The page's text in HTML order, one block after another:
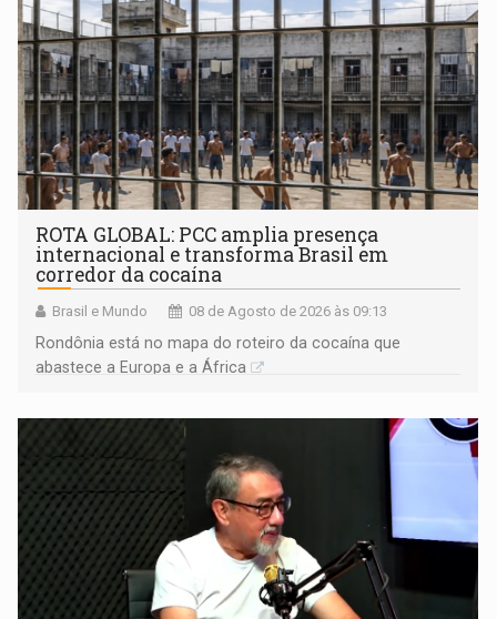
ROTA GLOBAL: PCC amplia presença
internacional e transforma Brasil em
corredor da cocaína
Brasil e Mundo 08 de Agosto de 2026 às 09:13
Rondônia está no mapa do roteiro da cocaína que
abastece a Europa e a África